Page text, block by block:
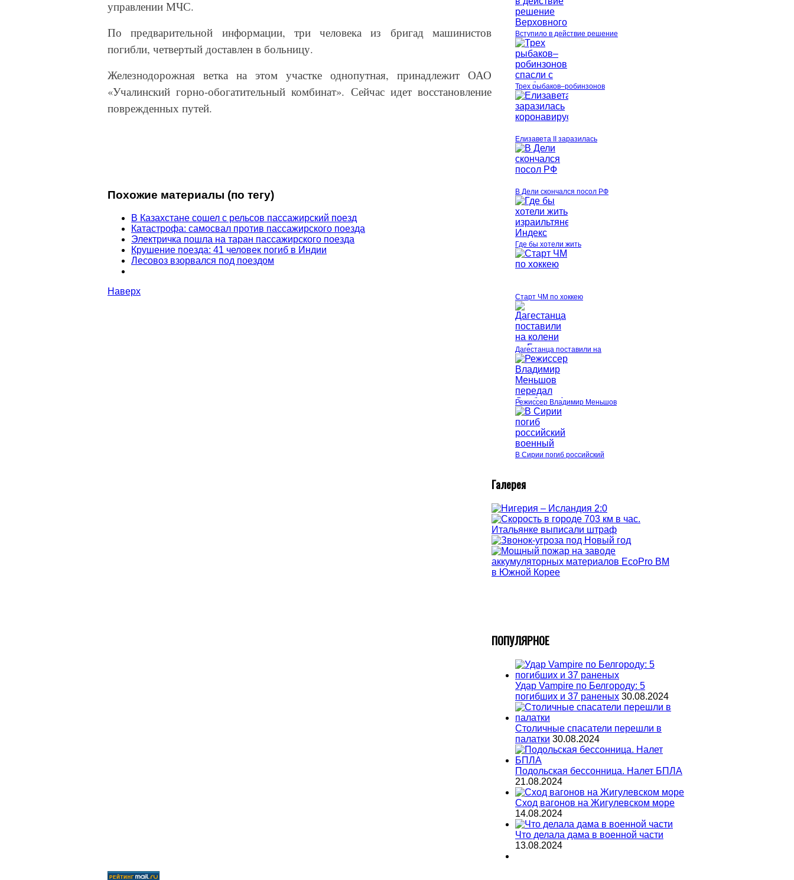
управлении МЧС.
По предварительной информации, три человека из бригад машинистов
погибли, четвертый доставлен в больницу.
Железнодорожная ветка на этом участке однопутная, принадлежит ОАО
«Учалинский горно-обогатительный комбинат». Сейчас идет восстановление
поврежденных путей.
Похожие материалы (по тегу)
В Казахстане сошел с рельсов пассажирский поезд
Катастрофа: самосвал против пассажирского поезда
Электричка пошла на таран пассажирского поезда
Крушение поезда: 41 человек погиб в Индии
Лесовоз взорвался под поездом
Наверх
Вступило в действие решение
Трех рыбаков–робинзонов
Елизавета II заразилась
В Дели скончался посол РФ
Где бы хотели жить
Старт ЧМ по хоккею
Дагестанца поставили на
Режиссер Владимир Меньшов
В Сирии погиб российский
Галерея
ПОПУЛЯРНОЕ
Удар Vampire по Белгороду: 5
погибших и 37 раненых 30.08.2024
Столичные спасатели перешли в
палатки 30.08.2024
Подольская бессонница. Налет БПЛА
21.08.2024
Сход вагонов на Жигулевском море
14.08.2024
Что делала дама в военной части
13.08.2024